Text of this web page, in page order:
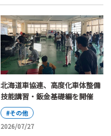
北海道車協連、高度化車体整備
技能講習・鈑金基礎編を開催
#その他
2026/07/27